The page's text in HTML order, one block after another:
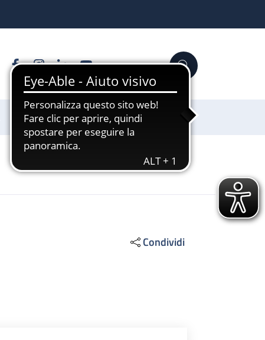
FacebookInstagram
LinkedinYouTube Cerca
Sostienici
Condividi